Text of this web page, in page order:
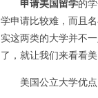
申请美国留学的
学申请比较难，而且
实这两类的大学并不
了，就让我们来看看
美国公立大学优点